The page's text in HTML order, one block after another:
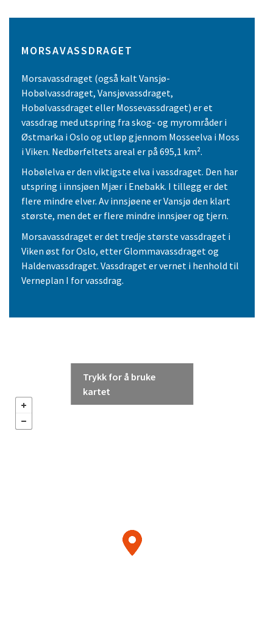
MORSAVASSDRAGET
Morsavassdraget (også kalt Vansjø-
Hobølvassdraget, Vansjøvassdraget,
Hobølvassdraget eller Mossevassdraget) er et
vassdrag med utspring fra skog- og myrområder i
Østmarka i Oslo og utløp gjennom Mosseelva i Moss
i Viken. Nedbørfeltets areal er på 695,1 km².
Hobølelva er den viktigste elva i vassdraget. Den har
utspring i innsjøen Mjær i Enebakk. I tillegg er det
flere mindre elver. Av innsjøene er Vansjø den klart
største, men det er flere mindre innsjøer og tjern.
Morsavassdraget er det tredje største vassdraget i
Viken øst for Oslo, etter Glommavassdraget og
Haldenvassdraget. Vassdraget er vernet i henhold til
Verneplan I for vassdrag.
Trykk for å bruke
kartet